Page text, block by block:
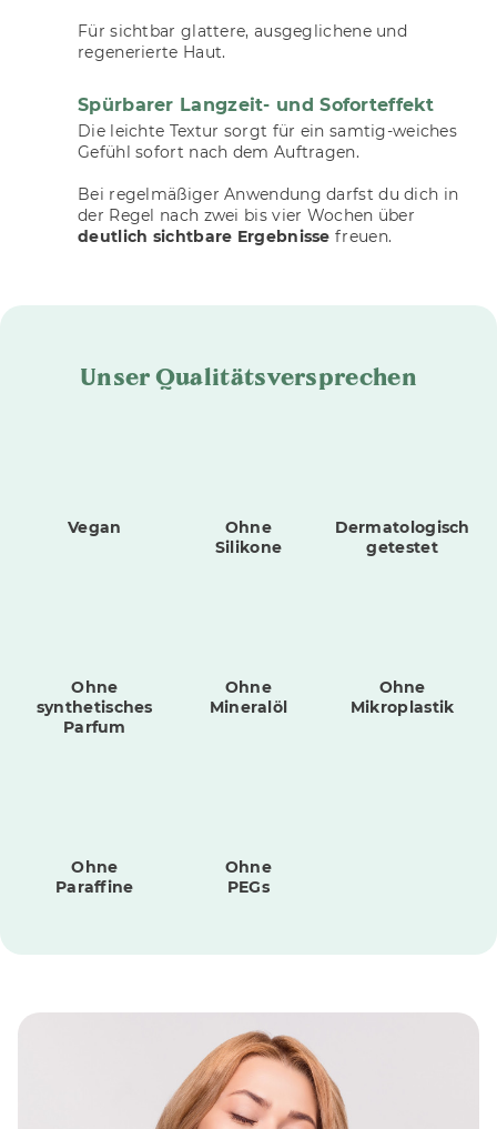
Für sichtbar glattere, ausgeglichene und
regenerierte Haut.
Spürbarer Langzeit- und Soforteffekt
Die leichte Textur sorgt für ein samtig-weiches
Gefühl sofort nach dem Auftragen.
Bei regelmäßiger Anwendung darfst du dich in
der Regel nach zwei bis vier Wochen über
deutlich sichtbare Ergebnisse freuen.
Unser Qualitätsversprechen
Vegan
Ohne
Silikone
Dermatologisch
getestet
Ohne
synthetisches
Parfum
Ohne
Mineralöl
Ohne
Mikroplastik
Ohne
Paraffine
Ohne
PEGs